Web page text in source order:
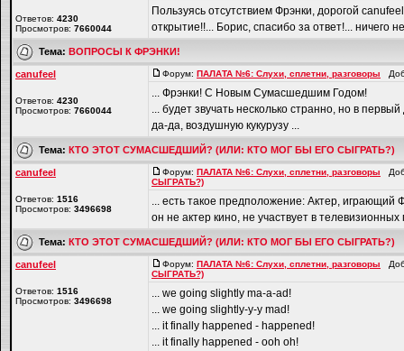
Ответов: 4230
Просмотров: 7660044
Пользуясь отсутствием Фрэнки, дорогой
открытие!!... Борис, спасибо за ответ!... ничего
Тема: ВОПРОСЫ К ФРЭНКИ!
canufeel
Ответов: 4230
Просмотров: 7660044
Форум: ПАЛАТА №6: Слухи, сплетни, разговоры
... Фрэнки! С Новым Сумасшедшим Годом!
... будет звучать несколько странно, но в
да-да, воздушную кукурузу ...
Тема: КТО ЭТОТ СУМАСШЕДШИЙ? (ИЛИ: КТО МОГ БЫ ЕГО СЫГРАТЬ?)
canufeel
Ответов: 1516
Просмотров: 3496698
Форум: ПАЛАТА №6: Слухи, сплетни, разговоры
СЫГРАТЬ?)
... есть такое предположение: Актер, играющий
он не актер кино, не участвует в телевизионных
Тема: КТО ЭТОТ СУМАСШЕДШИЙ? (ИЛИ: КТО МОГ БЫ ЕГО СЫГРАТЬ?)
canufeel
Ответов: 1516
Просмотров: 3496698
Форум: ПАЛАТА №6: Слухи, сплетни, разговоры
СЫГРАТЬ?)
... we going slightly ma-a-ad!
... we going slightly-y-y mad!
... it finally happened - happened!
... it finally happened - ooh oh!